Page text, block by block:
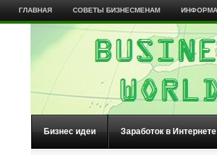
ГЛАВНАЯ СОВЕТЫ БИЗНЕСМЕНАМ
Бизнес идеи Заработок в Интернете